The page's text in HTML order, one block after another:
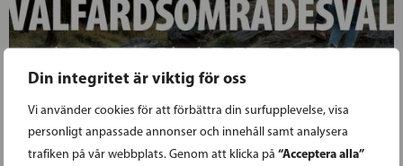
Din integritet är viktig för oss
Vi använder cookies för att förbättra din surfupplevelse, visa
personligt anpassade annonser och innehåll samt analysera
trafiken på vår webbplats. Genom att klicka på “Acceptera alla”